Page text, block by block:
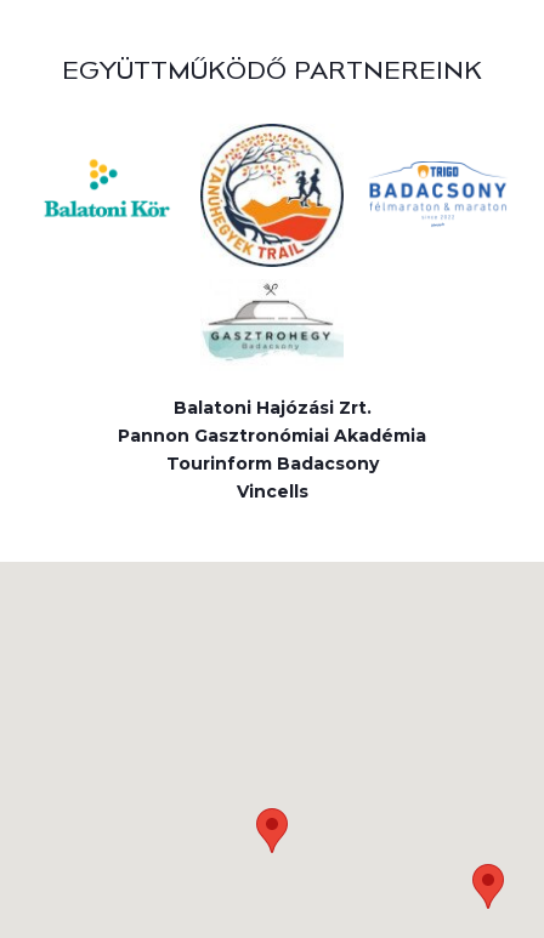
EGYÜTTMŰKÖDŐ PARTNEREINK
Balatoni Hajózási Zrt.
Pannon Gasztronómiai Akadémia
Tourinform Badacsony
Vincells